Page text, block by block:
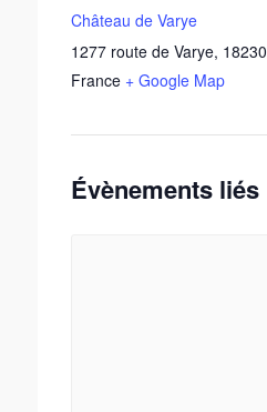
Château de Varye
1277 route de Varye, 18230
France + Google Map
Évènements liés